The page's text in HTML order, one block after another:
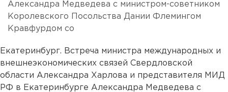
Александра Медведева с министром-советником
Королевского Посольства Дании Флемингом
Кравфурдом со
Екатеринбург. Встреча министра международных и
внешнеэкономических связей Свердловской
области Александра Харлова и представителя МИД
РФ в Екатеринбурге Александра Медведева с